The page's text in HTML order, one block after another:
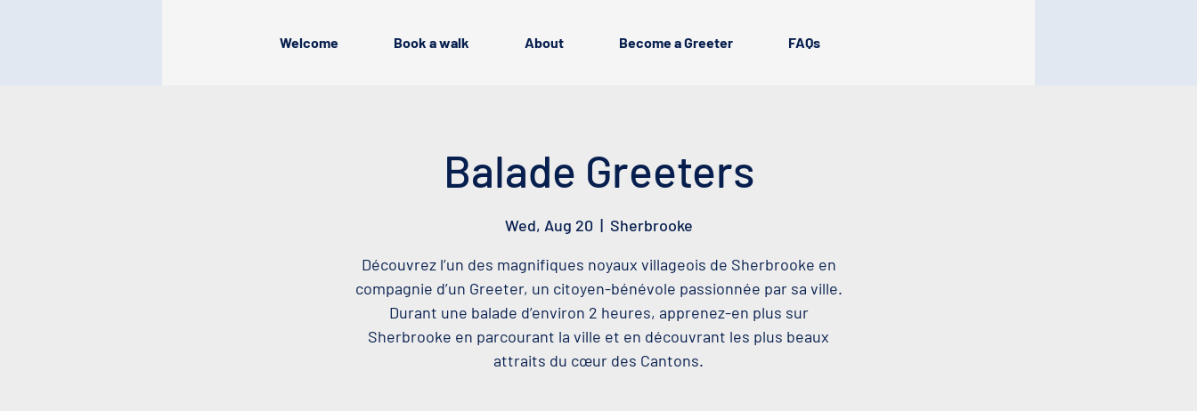
Welcome Book a walk About Become a Greeter FAQs
Balade Greeters
Wed, Aug 20
  |
Sherbrooke
Découvrez l’un des magnifiques noyaux villageois de Sherbrooke en
compagnie d’un Greeter, un citoyen-bénévole passionnée par sa ville.
Durant une balade d’environ 2 heures, apprenez-en plus sur
Sherbrooke en parcourant la ville et en découvrant les plus beaux
attraits du cœur des Cantons.